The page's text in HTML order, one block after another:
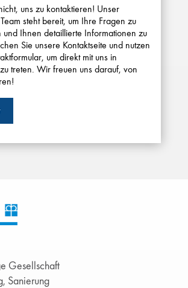
uns zu kontaktieren! Unser
steht bereit, um Ihre Fragen zu
und Ihnen detaillierte Informationen zu
Sie unsere Kontaktseite und nutzen
um direkt mit uns in
treten. Wir freuen uns darauf, von
Gesellschaft
Sanierung